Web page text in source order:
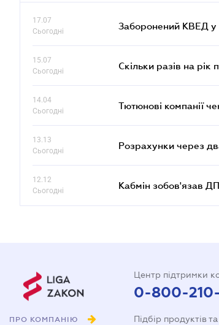
17.07
Сьогодні
Заборонений КВЕД у
15.07
Сьогодні
Скільки разів на
14.04
Сьогодні
Тютюнові компанії
13.13
Сьогодні
Розрахунки через
12.12
Сьогодні
Кабмін зобов'язав
ПРО КОМПАНІЮ
Центр підтримки
0-800-
Підбір продуктів